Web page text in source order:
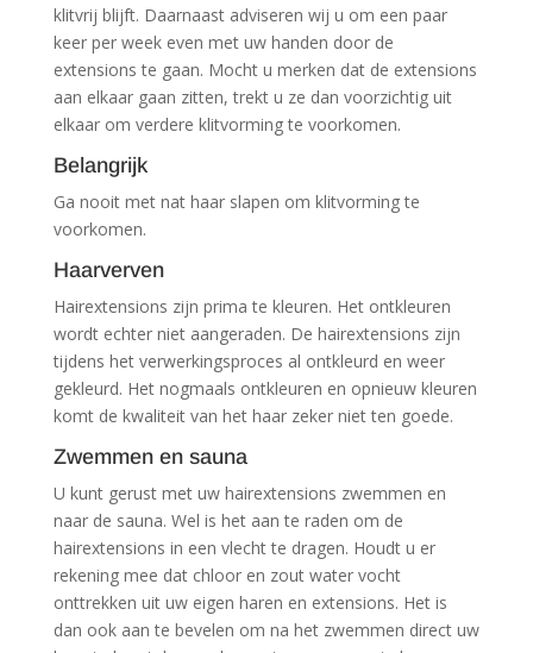
klitvrij blijft. Daarnaast adviseren wij u om een paar
keer per week even met uw handen door de
extensions te gaan. Mocht u merken dat de extensions
aan elkaar gaan zitten, trekt u ze dan voorzichtig uit
elkaar om verdere klitvorming te voorkomen.
Belangrijk
Ga nooit met nat haar slapen om klitvorming te
voorkomen.
Haarverven
Hairextensions zijn prima te kleuren. Het ontkleuren
wordt echter niet aangeraden. De hairextensions zijn
tijdens het verwerkingsproces al ontkleurd en weer
gekleurd. Het nogmaals ontkleuren en opnieuw kleuren
komt de kwaliteit van het haar zeker niet ten goede.
Zwemmen en sauna
U kunt gerust met uw hairextensions zwemmen en
naar de sauna. Wel is het aan te raden om de
hairextensions in een vlecht te dragen. Houdt u er
rekening mee dat chloor en zout water vocht
onttrekken uit uw eigen haren en extensions. Het is
dan ook aan te bevelen om na het zwemmen direct uw